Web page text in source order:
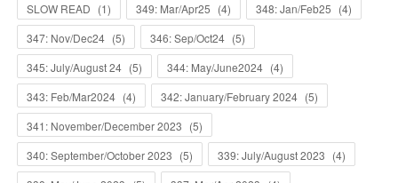
SLOW READ (1) 349: Mar/Apr25 (4) 348: Jan/Feb25 (4)
347: Nov/Dec24 (5) 346: Sep/Oct24 (5)
345: July/August 24 (5) 344: May/June2024 (4)
343: Feb/Mar2024 (4) 342: January/February 2024 (5)
341: November/December 2023 (5)
340: September/October 2023 (5) 339: July/August 2023 (4)